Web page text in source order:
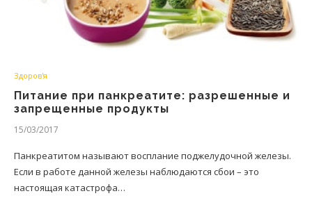
Здоров'я
Питание при панкреатите: разрешенные и
запрещенные продукты
15/03/2017
Панкреатитом называют восплание поджелудочной железы.
Если в работе данной железы наблюдаются сбои – это
настоящая катастрофа…